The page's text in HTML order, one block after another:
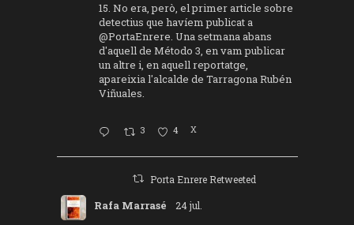
15. No era, però, el primer article sobre
detectius que havíem publicat a
@PortaEnrere. Una setmana abans
d'aquell de Método 3, en vam publicar
un altre i, en aquell reportatge,
apareixia l'alcalde de Tarragona Rubén
Viñuales.
3 4 X
Porta Enrere Retweeted
Rafa Marrasé 24 jul.